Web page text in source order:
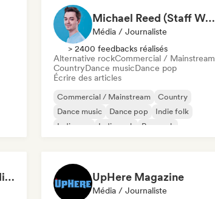
Michael Reed (Staff Writer at Indie Boulevard / Curator)
Média / Journaliste
> 2400 feedbacks réalisés
Alternative rockCommercial / Mainstream
CountryDance musicDance pop
Écrire des articles
Commercial / Mainstream
Country
Dance music
Dance pop
Indie folk
Indie pop
Indie rock Pop rock
Country Town and Indie Folk Valley (by Heartland Highway) UpHere Magazine
Média / Journaliste